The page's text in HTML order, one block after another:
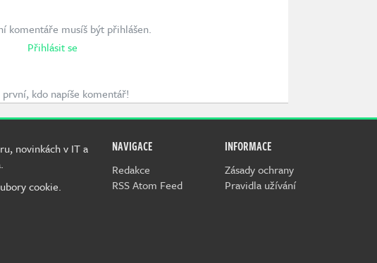
komentáře musíš být přihlášen.
Přihlásit se
kdo napíše komentář!
NAVIGACE
Redakce
RSS Atom Feed
INFORMACE
Zásady ochrany
Pravidla užívání
novinkách v IT a
cookie.